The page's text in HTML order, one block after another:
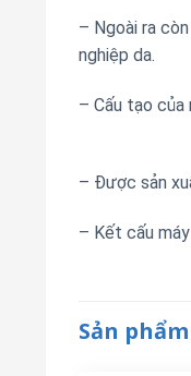
– Ngoài ra
nghiệp da.
– Cấu tạo
– Được sản
– Kết cấu
Sản